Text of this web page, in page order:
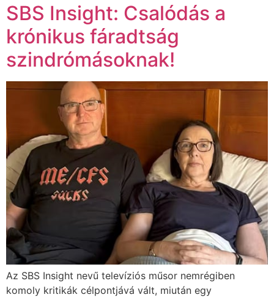
SBS Insight: Csalódás a
krónikus fáradtság
szindrómásoknak!
Az SBS Insight nevű televíziós műsor nemrégiben
komoly kritikák célpontjává vált, miután egy